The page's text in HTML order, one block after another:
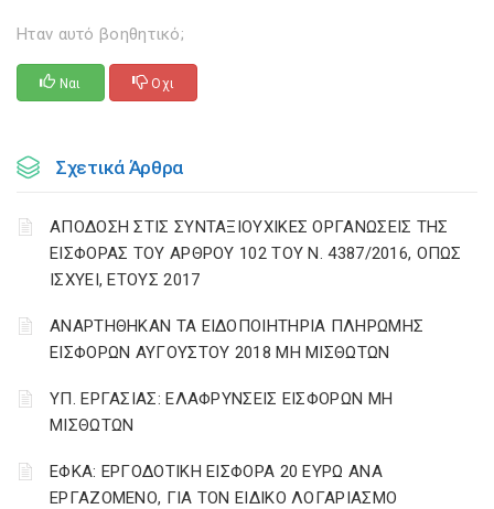
Ηταν αυτό βοηθητικό;
Ναι Οχι
Σχετικά Άρθρα
ΑΠΟΔΟΣΗ ΣΤΙΣ ΣΥΝΤΑΞΙΟΥΧΙΚΕΣ ΟΡΓΑΝΩΣΕΙΣ ΤΗΣ
ΕΙΣΦΟΡΑΣ ΤΟΥ ΑΡΘΡΟΥ 102 ΤΟΥ Ν. 4387/2016, ΟΠΩΣ
ΙΣΧΥΕΙ, ΕΤΟΥΣ 2017
ΑΝΑΡΤΗΘΗΚΑΝ ΤΑ ΕΙΔΟΠΟΙΗΤΗΡΙΑ ΠΛΗΡΩΜΗΣ
ΕΙΣΦΟΡΩΝ ΑΥΓΟΥΣΤΟΥ 2018 ΜΗ ΜΙΣΘΩΤΩΝ
ΥΠ. ΕΡΓΑΣΙΑΣ: ΕΛΑΦΡΥΝΣΕΙΣ ΕΙΣΦΟΡΩΝ ΜΗ
ΜΙΣΘΩΤΩΝ
ΕΦΚΑ: ΕΡΓΟΔΟΤΙΚΗ ΕΙΣΦΟΡΑ 20 ΕΥΡΩ ΑΝΑ
ΕΡΓΑΖΟΜΕΝΟ, ΓΙΑ ΤΟΝ ΕΙΔΙΚΟ ΛΟΓΑΡΙΑΣΜΟ